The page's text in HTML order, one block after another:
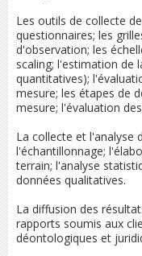
Les outils de collecte
questionnaires; les
d'observation; les
scaling; l'estimation de
quantitatives);
mesure; les étapes de
mesure; l'évaluation
La collecte et l'analyse
l'échantillonnage;
terrain; l'analyse
données qualitatives.
La diffusion des
rapports soumis aux
déontologiques et